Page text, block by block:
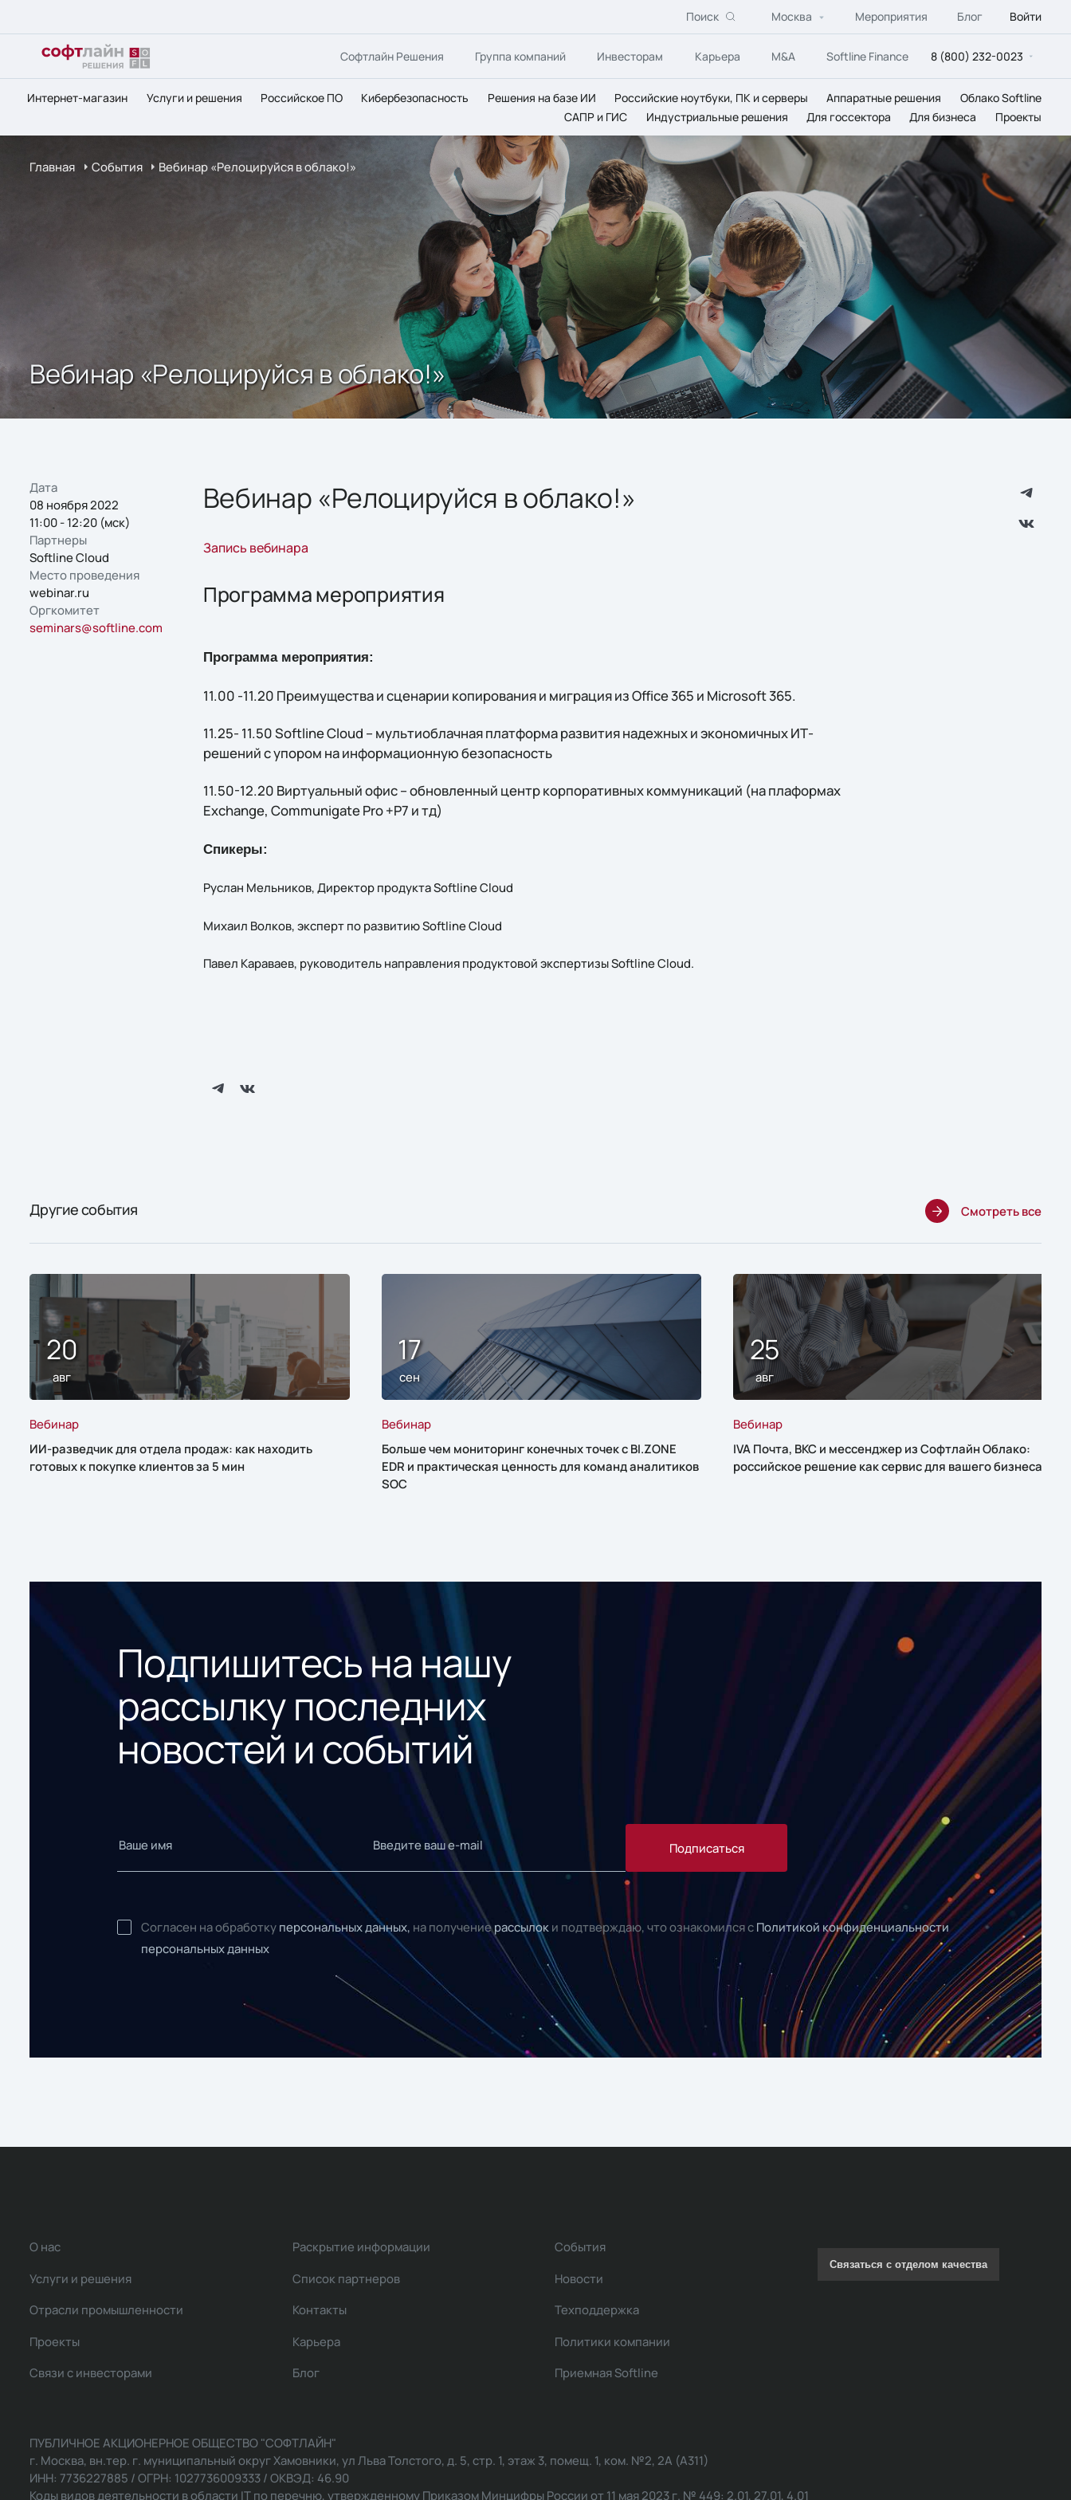
Поиск Москва Мероприятия Блог Войти
Софтлайн Решения Группа компаний Инвесторам Карьера M&A Softline Finance 8 (800) 232-0023
Интернет-магазин Услуги и решения Российское ПО Кибербезопасность Решения на базе ИИ Российские ноутбуки, ПК и серверы Аппаратные решения
Облако Softline
САПР и ГИС
Индустриальные решения Для госсектора Для бизнеса Проекты
Главная События Вебинар «Релоцируйся в облако!»
Вебинар «Релоцируйся в облако!»
Дата
08 ноября 2022
11:00 - 12:20 (мск)
Партнеры
Softline Cloud
Место проведения
webinar.ru
Оргкомитет
seminars@softline.com
Вебинар «Релоцируйся в облако!»
Запись вебинара
Программа мероприятия
Программа мероприятия:
11.00 -11.20 Преимущества и сценарии копирования и миграция из Оffice 365 и Microsoft 365.
11.25- 11.50 Softline Cloud – мультиоблачная платформа развития надежных и экономичных ИТ-
решений с упором на информационную безопасность
11.50-12.20 Виртуальный офис – обновленный центр корпоративных коммуникаций (на плаформах
Exchange, Communigate Pro +Р7 и тд)
Спикеры:
Руслан Мельников, Директор продукта Softline Cloud
Михаил Волков, эксперт по развитию Softline Cloud
Павел Караваев, руководитель направления продуктовой экспертизы Softline Cloud.
Другие события Смотреть все
20
авг
Вебинар
ИИ-разведчик для отдела продаж: как находить
готовых к покупке клиентов за 5 мин
17
сен
Вебинар
Больше чем мониторинг конечных точек с BI.ZONE
EDR и практическая ценность для команд аналитиков
SOC
25
авг
Вебинар
IVA Почта, ВКС и мессенджер из Софтлайн Облако:
российское решение как сервис для вашего бизнеса
Подпишитесь на нашу
рассылку последних
новостей и событий
Подписаться
Согласен на обработку персональных данных, на получениерассылок и подтверждаю, что ознакомился с Политикой конфиденциальности
персональных данных
О нас
Услуги и решения
Отрасли промышленности
Проекты
Связи с инвесторами
Раскрытие информации
Список партнеров
Контакты
Карьера
Блог
События
Новости
Техподдержка
Политики компании
Приемная Softline
Связаться с отделом качества
ПУБЛИЧНОЕ АКЦИОНЕРНОЕ ОБЩЕСТВО "СОФТЛАЙН"
г. Москва, вн.тер. г. муниципальный округ Хамовники, ул Льва Толстого, д. 5, стр. 1, этаж 3, помещ. 1, ком. №2, 2А (А311)
ИНН: 7736227885 / ОГРН: 1027736009333 / ОКВЭД: 46.90
Коды видов деятельности в области IT по перечню, утвержденному Приказом Минцифры России от 11 мая 2023 г. № 449: 2.01, 27.01, 4.01